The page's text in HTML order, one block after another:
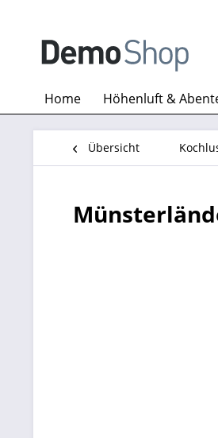
Home Höhenluft &
Übersicht